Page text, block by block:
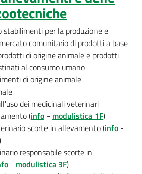
stabilimenti per la produzione e
comunitario di prodotti a base
di origine animale e prodotti
al consumo umano
di origine animale
dei medicinali veterinari
(info - modulistica 1F)
scorte in allevamento (info -
responsabile scorte in
- modulistica 3F)